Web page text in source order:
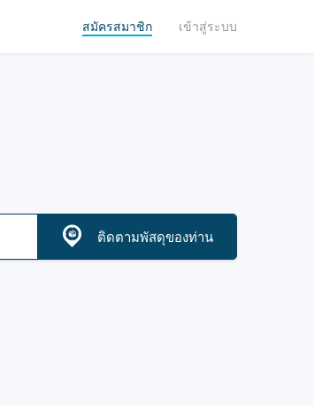
สมัครสมาชิก เข้าสู่ระบบ
ติดตามพัสดุของท่าน